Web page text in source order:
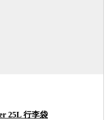
25L 行李袋